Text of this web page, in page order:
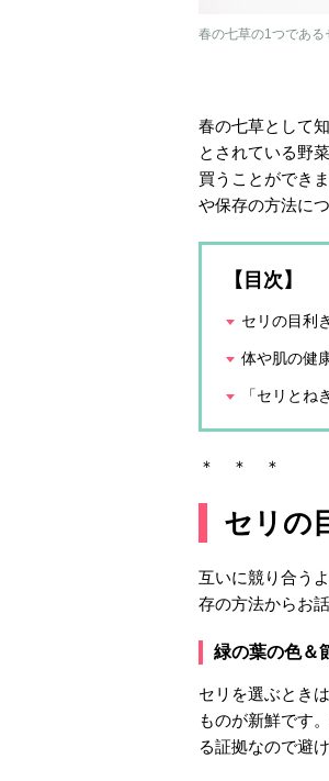
春の七草の1つである
春の七草として
とされている野
買うことができ
や保存の方法に
【目次】
セリの目利
体や肌の健
「セリとね
＊ ＊ ＊
セリの
互いに競り合う
存の方法からお話
緑の葉の色＆
セリを選ぶとき
ものが新鮮です
る証拠なので避